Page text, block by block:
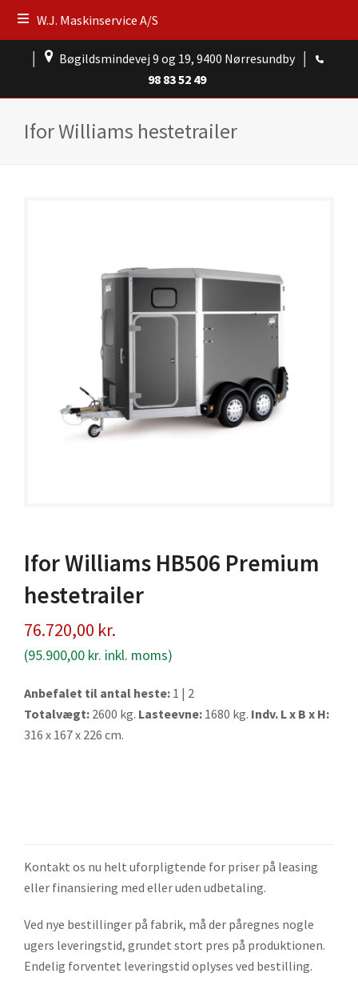
W.J. Maskinservice A/S
Bøgildsmindevej 9 og 19, 9400 Nørresundby
98 83 52 49
Ifor Williams hestetrailer
Ifor Williams HB506 Premium
hestetrailer
76.720,00 kr.
(95.900,00 kr. inkl. moms)
Anbefalet til antal heste: 1 | 2
Totalvægt: 2600 kg. Lasteevne: 1680 kg. Indv. L x B x H:
316 x 167 x 226 cm.
Kontakt os nu helt uforpligtende for priser på leasing
eller finansiering med eller uden udbetaling.
Ved nye bestillinger på fabrik, må der påregnes nogle
ugers leveringstid, grundet stort pres på produktionen.
Endelig forventet leveringstid oplyses ved bestilling.